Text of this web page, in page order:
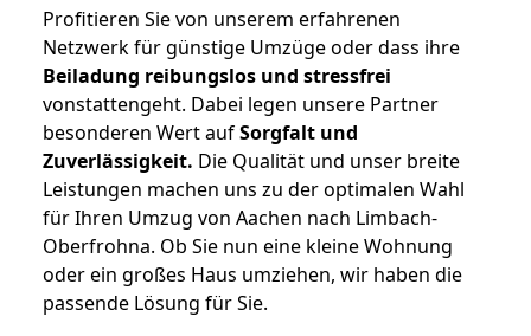
Profitieren Sie von unserem erfahrenen
Netzwerk für günstige Umzüge oder dass ihre
Beiladung reibungslos und stressfrei
vonstattengeht. Dabei legen unsere Partner
besonderen Wert aufSorgfalt und
Zuverlässigkeit. Die Qualität und unser breite
Leistungen machen uns zu der optimalen Wahl
für Ihren Umzug von Aachen nach Limbach-
Oberfrohna. Ob Sie nun eine kleine Wohnung
oder ein großes Haus umziehen, wir haben die
passende Lösung für Sie.